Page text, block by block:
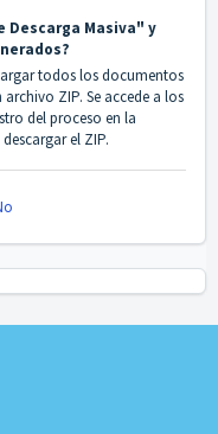
Descarga Masiva" y
todos los documentos
ZIP. Se accede a los
del proceso en la
el ZIP.